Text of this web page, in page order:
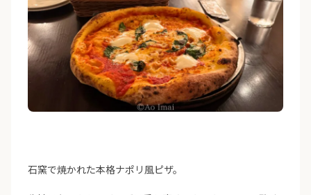
石窯で焼かれた本格ナポリ風ピザ。